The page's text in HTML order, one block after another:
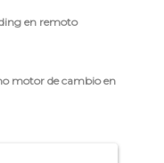
en remoto
motor de cambio en